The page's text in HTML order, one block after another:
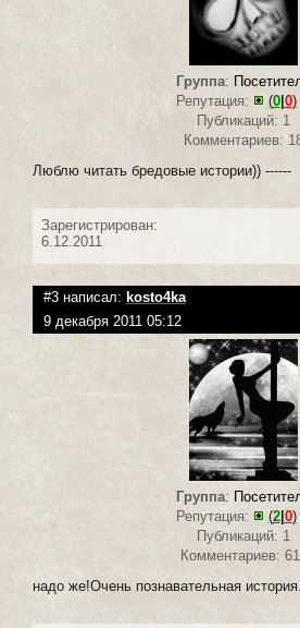
Группа:
Репутация:
(0| 0)
Публикаций: 1
Комментариев:
Люблю читать бредовые истории)) ------
Зарегистрирован:
6.12.2011
#3 написал: kosto4ka
9 декабря 2011 05:12
Группа:
Репутация:
(2| 0)
Публикаций: 1
Комментариев:
надо же!Очень познавательная